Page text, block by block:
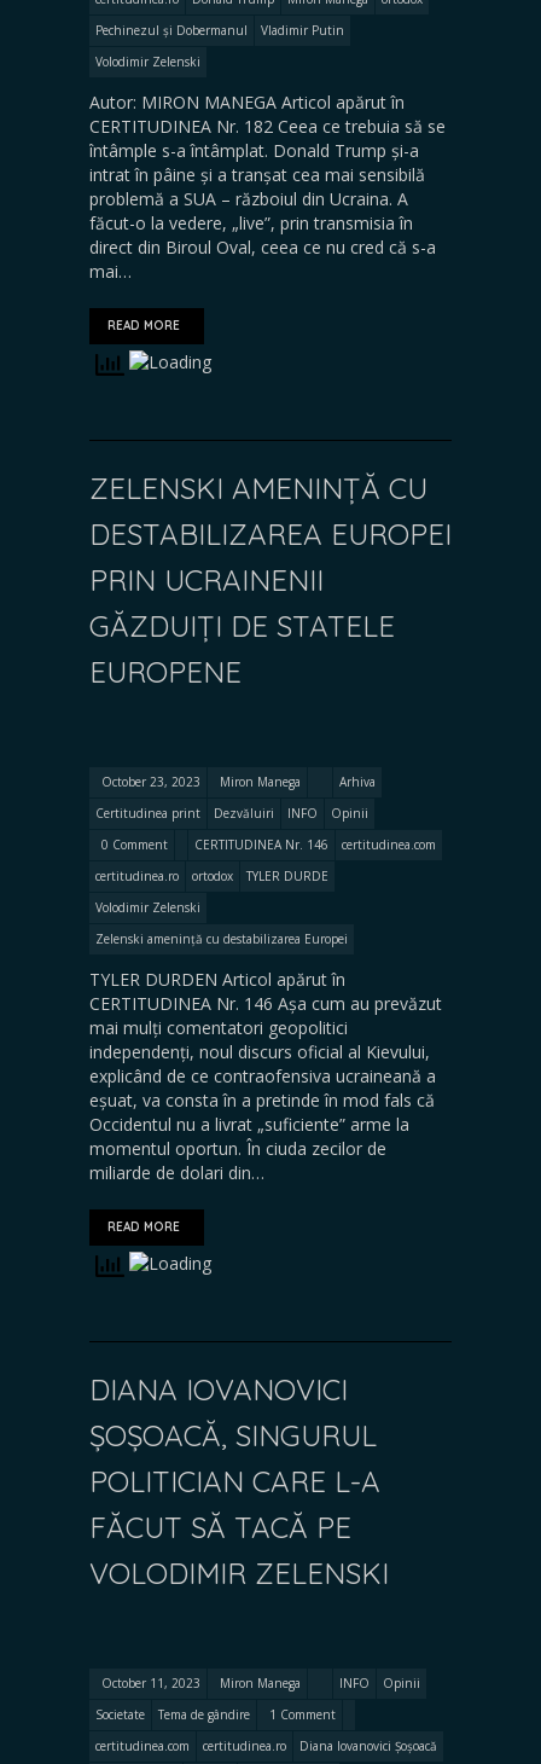
Pechinezul și Dobermanul
Vladimir Putin
Volodimir Zelenski
Autor: MIRON MANEGA Articol apărut în
CERTITUDINEA Nr. 182 Ceea ce trebuia să se
întâmple s-a întâmplat. Donald Trump și-a
intrat în pâine și a tranșat cea mai sensibilă
problemă a SUA – războiul din Ucraina. A
făcut-o la vedere, „live”, prin transmisia în
direct din Biroul Oval, ceea ce nu cred că s-a
mai…
READ MORE
ZELENSKI AMENINȚĂ CU
DESTABILIZAREA EUROPEI
PRIN UCRAINENII
GĂZDUIȚI DE STATELE
EUROPENE
October 23, 2023 Miron Manega
Arhiva
Certitudinea print
Dezvăluiri INFO
Opinii
0 Comment
CERTITUDINEA Nr. 146
certitudinea.com
certitudinea.ro
ortodox
TYLER DURDE
Volodimir Zelenski
Zelenski amenință cu destabilizarea Europei
TYLER DURDEN Articol apărut în
CERTITUDINEA Nr. 146 Așa cum au prevăzut
mai mulți comentatori geopolitici
independenți, noul discurs oficial al Kievului,
explicând de ce contraofensiva ucraineană a
eșuat, va consta în a pretinde în mod fals că
Occidentul nu a livrat „suficiente” arme la
momentul oportun. În ciuda zecilor de
miliarde de dolari din…
READ MORE
DIANA IOVANOVICI
ȘOȘOACĂ, SINGURUL
POLITICIAN CARE L-A
FĂCUT SĂ TACĂ PE
VOLODIMIR ZELENSKI
October 11, 2023 Miron Manega INFO
Opinii
Societate
Tema de gândire
1 Comment
certitudinea.com
certitudinea.ro Diana Iovanovici Șoșoacă